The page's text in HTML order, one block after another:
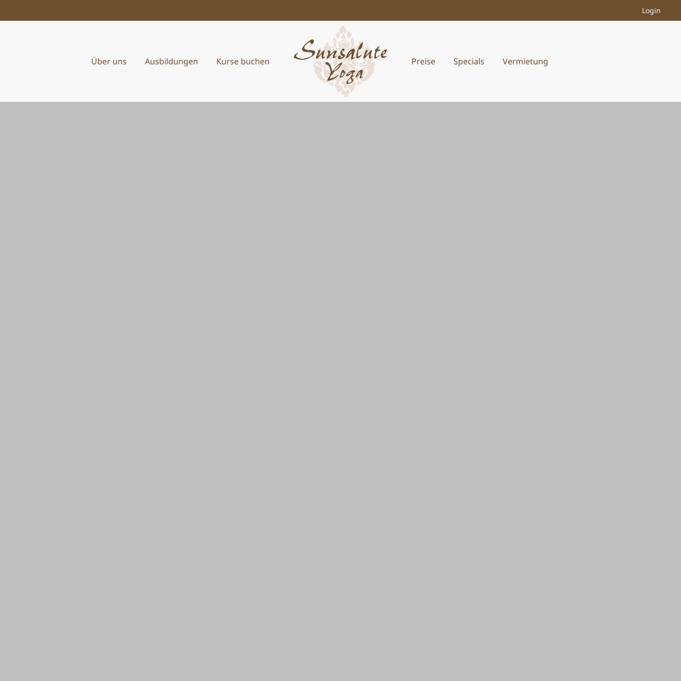
Login
Über uns Ausbildungen Kurse buchen Preise Specials Vermietung